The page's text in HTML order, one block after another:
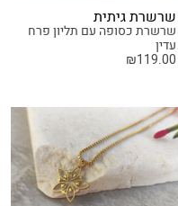
שרשרת גיתית
שרשרת כסופה עם תליון פרח
עדין
₪119.00